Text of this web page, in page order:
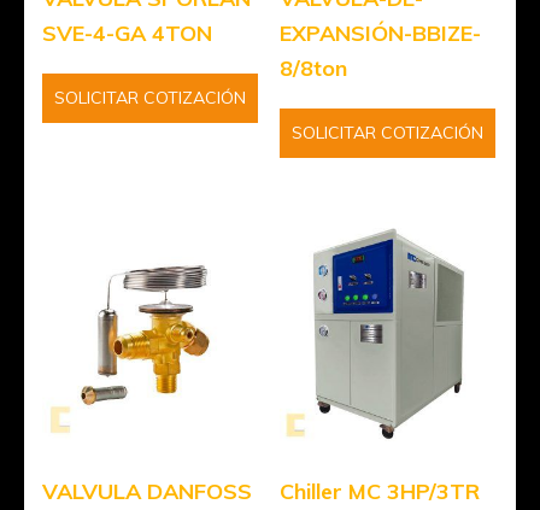
SVE-4-GA 4TON
SOLICITAR COTIZACIÓN
EXPANSIÓN-BBIZE-
8/8ton
SOLICITAR COTIZACIÓN
VALVULA DANFOSS
Chiller MC 3HP/3TR